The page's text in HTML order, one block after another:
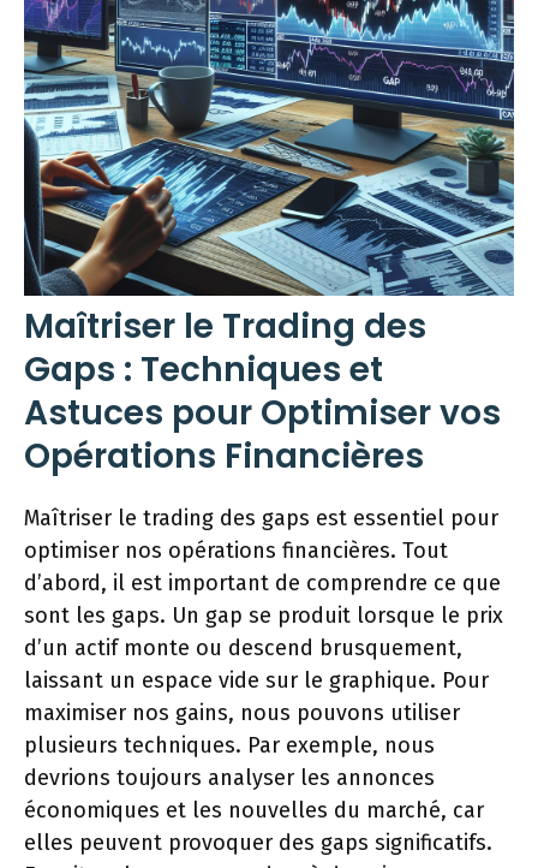
Maîtriser le Trading des
Gaps : Techniques et
Astuces pour Optimiser vos
Opérations Financières
Maîtriser le trading des gaps est essentiel pour
optimiser nos opérations financières. Tout
d’abord, il est important de comprendre ce que
sont les gaps. Un gap se produit lorsque le prix
d’un actif monte ou descend brusquement,
laissant un espace vide sur le graphique. Pour
maximiser nos gains, nous pouvons utiliser
plusieurs techniques. Par exemple, nous
devrions toujours analyser les annonces
économiques et les nouvelles du marché, car
elles peuvent provoquer des gaps significatifs.